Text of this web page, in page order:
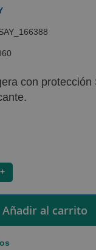
con protección
+